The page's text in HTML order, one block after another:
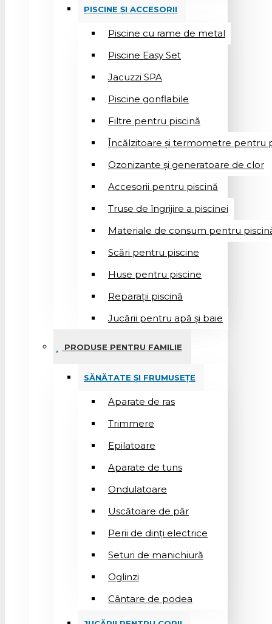
PISCINE ȘI ACCESORII
Piscine cu rame de metal
Piscine Easy Set
Jacuzzi SPA
Piscine gonflabile
Filtre pentru piscină
Încălzitoare și termometre pentru
Ozonizante și generatoare de clor
Accesorii pentru piscină
Truse de îngrijire a piscinei
Materiale de consum pentru
Scări pentru piscine
Huse pentru piscine
Reparații piscină
Jucării pentru apă și baie
PRODUSE PENTRU FAMILIE
SĂNĂTATE ȘI FRUMUSEȚE
Aparate de ras
Trimmere
Epilatoare
Aparate de tuns
Ondulatoare
Uscătoare de păr
Perii de dinți electrice
Seturi de manichiură
Oglinzi
Cântare de podea